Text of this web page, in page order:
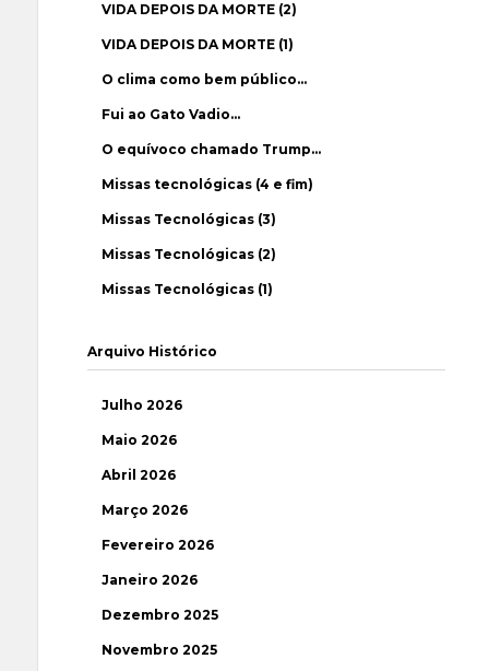
VIDA DEPOIS DA MORTE (2)
VIDA DEPOIS DA MORTE (1)
O clima como bem público…
Fui ao Gato Vadio…
O equívoco chamado Trump…
Missas tecnológicas (4 e fim)
Missas Tecnológicas (3)
Missas Tecnológicas (2)
Missas Tecnológicas (1)
Arquivo Histórico
Julho 2026
Maio 2026
Abril 2026
Março 2026
Fevereiro 2026
Janeiro 2026
Dezembro 2025
Novembro 2025